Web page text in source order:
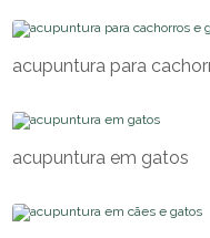
acupuntura para
acupuntura em gatos